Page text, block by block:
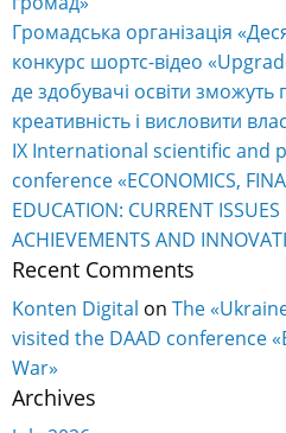
Громадська організація
конкурс шортс-відео
де здобувачі освіти
креативність і висловити
IX International scientific and
conference «ECONOMICS,
EDUCATION: CURRENT
ACHIEVEMENTS AND
Recent Comments
Konten Digital on The
visited the DAAD conference
War»
Archives